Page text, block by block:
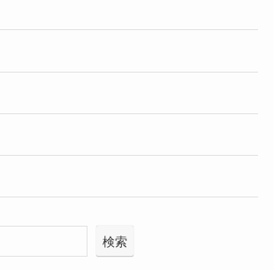
検索